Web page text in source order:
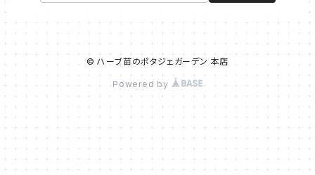
© ハーブ苗のポタジェガーデン 本店
Powered by